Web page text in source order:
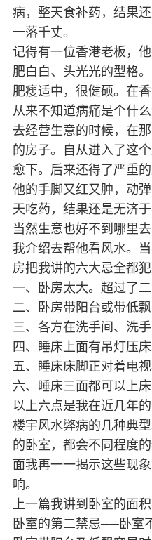
病，整天食补药，结果
一落千丈。
记得有一位香港老板，
肥白白、头光光的型格
肥瘦适中，很健硕。在
从来不知道病痛是个什
去经营生意的时候，在
的房子。自从进入了这
愈下。后来还得了严重
他的手脚又红又肿，动
天吃药，结果还是无济
当然生意也好不到哪里
我介绍去帮他看风水。
房把我讲的六大忌全都犯
一、卧房太大。超过了二
二、卧房带阳台或带低飘
三、各方在洗手间、洗
四、睡床上面有吊灯压床
五、睡床床脚正对着电视
六、睡床三面都可以上
以上六点是我在近几年
楼宇风水弊病的几种典
的卧室，都会不同程度
面我再一一揭示这些现
响。
上一篇我讲到卧室的面
卧室的第二禁忌──卧室